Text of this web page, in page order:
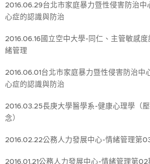
2016.06.29台北市家庭暴力暨性侵害防治
心症的認識與防治
2016.06.16國立空中大學-同仁、主管敏感
緒管理
2016.06.01台北市家庭暴力暨性侵害防治中
心症的認識與防治
2016.03.25長庚大學醫學系-健康心理學（
念）
2016.02.22公務人力發展中心-情緒管理第
2016.01.21公務人力發展中心-情緒管理第02